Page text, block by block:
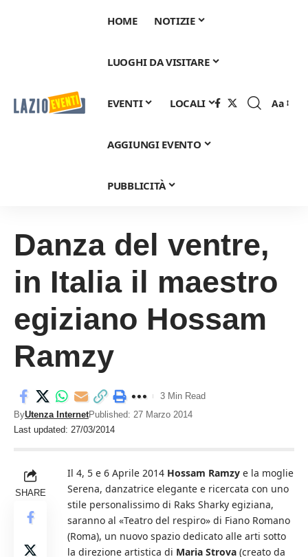
HOME NOTIZIE
LUOGHI DA VISITARE
EVENTI LOCALI
AGGIUNGI EVENTO
PUBBLICITÀ
Font
Aa
Danza del ventre,
in Italia il maestro
egiziano Hossam
Ramzy
Last updated: 27/03/2014
ByUtenza InternetPublished: 27 Marzo 2014
3 Min Read
SHARE
Il 4, 5 e 6 Aprile 2014 Hossam Ramzy e la moglie
Serena, danzatrice elegante e ricercata con uno
stile personalissimo di Raks Sharky egiziana,
saranno al «Teatro del respiro» di Fiano Romano
(Roma), un nuovo spazio dedicato alle arti sotto
la direzione artistica di Maria Strova (creato da